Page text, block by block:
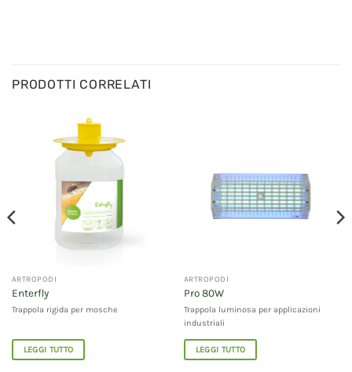
PRODOTTI CORRELATI
ARTROPODI
Enterfly
Trappola rigida per mosche
LEGGI TUTTO
ARTROPODI
Pro 80W
Trappola luminosa per applicazioni
industriali
LEGGI TUTTO